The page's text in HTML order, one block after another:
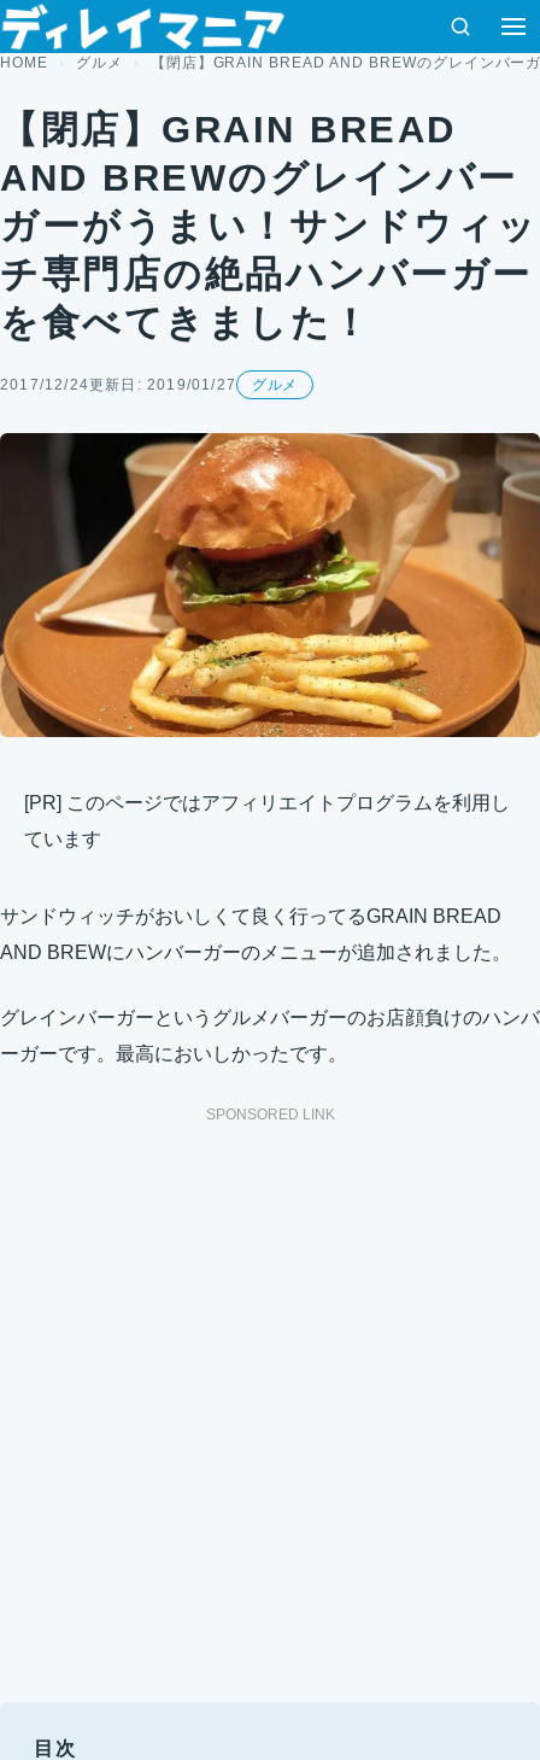
コンテンツへスキップ
検索 メ
HOME グルメ 【閉店】GRAIN BREAD AND BREWのグレインバー
【閉店】GRAIN BREAD
AND BREWのグレインバー
ガーがうまい！サンドウィッ
チ専門店の絶品ハンバーガー
を食べてきました！
2017/12/24更新日: 2019/01/27 グルメ
[PR] このページではアフィリエイトプログラムを利用し
ています
サンドウィッチがおいしくて良く行ってるGRAIN BREAD
AND BREWにハンバーガーのメニューが追加されました。
グレインバーガーというグルメバーガーのお店顔負けのハンバ
ーガーです。最高においしかったです。
SPONSORED LINK
目次